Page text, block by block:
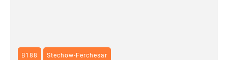
B188 Stechow-Ferchesar